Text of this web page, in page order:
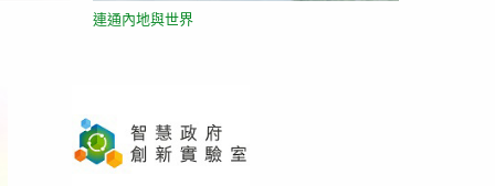
連通內地與世界